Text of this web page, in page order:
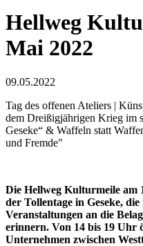
Hellweg
Mai 2022
09.05.2022
Tag des offenen Ateliers |
dem Dreißigjährigen Krieg im
Geseke“ & Waffeln statt
und Fremde"
Die Hellweg Kulturmeile am
der Tollentage in Geseke,
Veranstaltungen an die
erinnern. Von 14 bis 19 Uhr
Unternehmen zwischen